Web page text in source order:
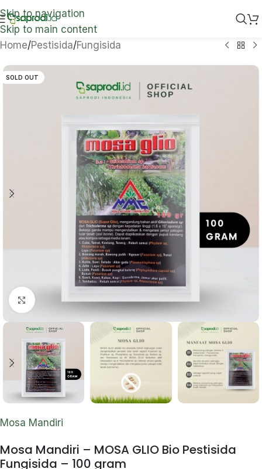
Skip to navigation
Skip to main content
Home/Pestisida/Fungisida
SOLD OUT
Click to enlarge
Mosa Mandiri
Mosa Mandiri – MOSA GLIO Bio Pestisida
Fungisida – 100 gram